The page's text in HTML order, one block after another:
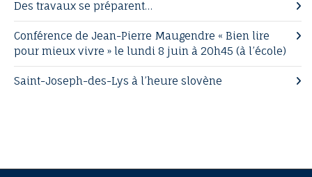
Des travaux se préparent…
Conférence de Jean-Pierre Maugendre « Bien lire
pour mieux vivre » le lundi 8 juin à 20h45 (à l’école)
Saint-Joseph-des-Lys à l’heure slovène